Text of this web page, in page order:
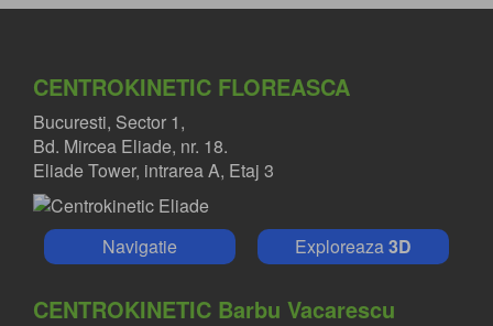
CENTROKINETIC FLOREASCA
Bucuresti, Sector 1,
Bd. Mircea Eliade, nr. 18.
Eliade Tower, intrarea A, Etaj 3
Navigatie Exploreaza 3D
CENTROKINETIC Barbu Vacarescu